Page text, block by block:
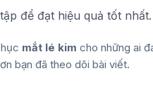
để đạt hiệu quả tốt nhất.
mắt lé kim cho những ai
bạn đã theo dõi bài viết.